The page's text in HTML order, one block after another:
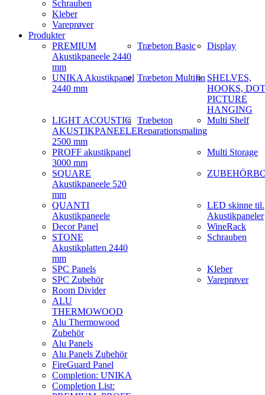
Schrauben
Kleber
Vareprøver
Produkter
PREMIUM
Akustikpaneele 2440
mm
UNIKA Akustikpanel
2440 mm
LIGHT ACOUSTIC
AKUSTIKPANEELE
2500 mm
PROFF akustikpanel
3000 mm
SQUARE
Akustikpaneele 520
mm
QUANTI
Akustikpaneele
Decor Panel
STONE
Akustikplatten 2440
mm
SPC Panels
SPC Zubehör
Room Divider
ALU
THERMOWOOD
Alu Thermowood
Zubehör
Alu Panels
Alu Panels Zubehör
FireGuard Panel
Completion: UNIKA
Completion List:
Træbeton Basic
Træbeton Multifin
Træbeton
Reparationsmaling
Display
SHELVES,
HOOKS,
PICTURE
HANGING
Multi Shelf
Multi Storage
LED skinne til.
Akustikpaneler
WineRack
Schrauben
Kleber
Vareprøver